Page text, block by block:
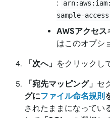
:
sample-access
AWSアクセス
はこのオプシ
「次へ」 をクリックし
「宛先マッピング」 セ
グにファイル命名規則
されたままになってい